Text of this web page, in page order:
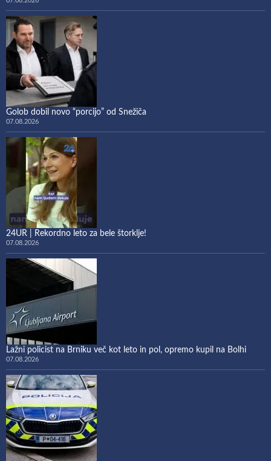
Golob dobil novo “porcijo” od Snežiča
07.08.2026
24UR | Rekordno leto za bele štorklje!
07.08.2026
Lažni policist na Brniku več kot leto in pol, opremo kupil na Bolhi
07.08.2026